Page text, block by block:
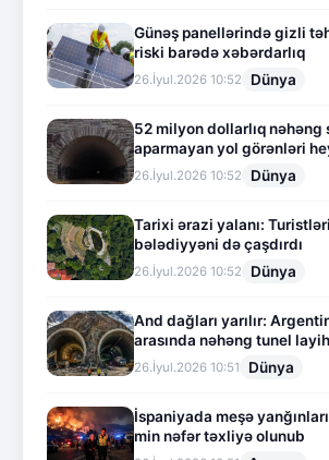
Günəş panellərində gizli
riski barədə xəbərdarlıq
26.İyul.2026 10:52 Dünya
52 milyon dollarlıq nəhəng
aparmayan yol görənləri
26.İyul.2026 10:52 Dünya
Tarixi ərazi yalanı:
bələdiyyəni də çaşdırdı
26.İyul.2026 10:52 Dünya
And dağları yarılır:
arasında nəhəng tunel
26.İyul.2026 10:51 Dünya
İspaniyada meşə
min nəfər təxliyə olunub